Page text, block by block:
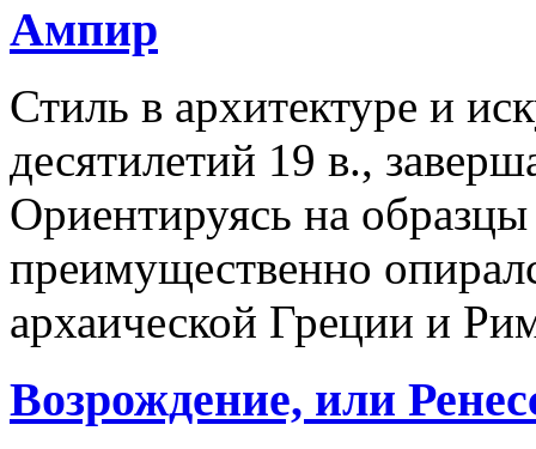
Ампир
Стиль в архитектуре и
десятилетий 19 в.,
Ориентируясь на
преимущественно
архаической Греции и
Возрождение, или